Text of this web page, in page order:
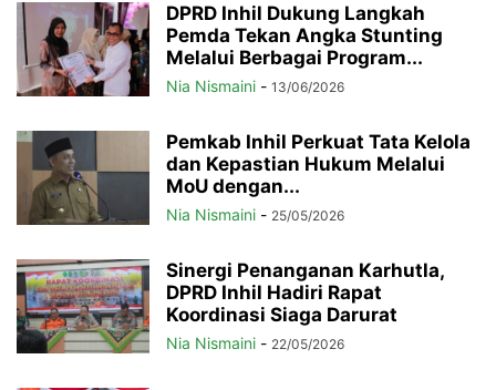
DPRD Inhil Dukung Langkah
Pemda Tekan Angka Stunting
Melalui Berbagai Program...
Nia Nismaini - 13/06/2026
Pemkab Inhil Perkuat Tata Kelola
dan Kepastian Hukum Melalui
MoU dengan...
Nia Nismaini - 25/05/2026
Sinergi Penanganan Karhutla,
DPRD Inhil Hadiri Rapat
Koordinasi Siaga Darurat
Nia Nismaini - 22/05/2026